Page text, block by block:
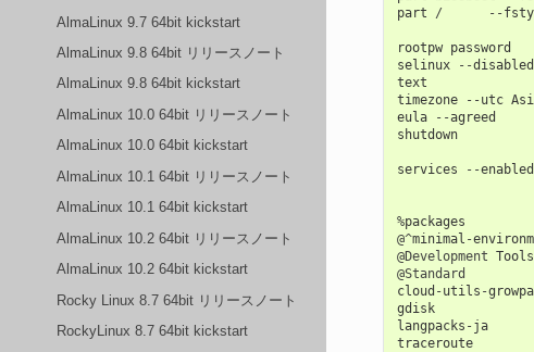
AlmaLinux 9.7 64bit kickstart
AlmaLinux 9.8 64bit リリースノート
AlmaLinux 9.8 64bit kickstart
AlmaLinux 10.0 64bit リリースノート
AlmaLinux 10.0 64bit kickstart
AlmaLinux 10.1 64bit リリースノート
AlmaLinux 10.1 64bit kickstart
AlmaLinux 10.2 64bit リリースノート
AlmaLinux 10.2 64bit kickstart
Rocky Linux 8.7 64bit リリースノート
RockyLinux 8.7 64bit kickstart
part
/ --
rootpw password
selinux
--disabled
text
timezone
--utc
eula
--agreed
shutdown
services --enabled
%packages
@^minimal -
@Development Tools
@Standard
cloud -utils -
gdisk
langpacks -ja
traceroute